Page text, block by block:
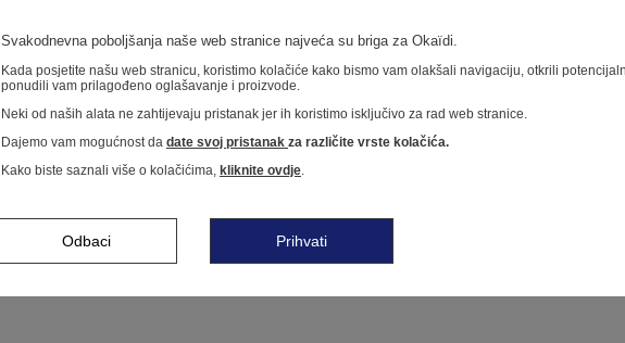
Svakodnevna poboljšanja naše web stranice najveća su briga za Okaïdi.
Kada posjetite našu web stranicu, koristimo kolačiće kako bismo vam olakšali navigaciju, otkrili
ponudili vam prilagođeno oglašavanje i proizvode.
Neki od naših alata ne zahtijevaju pristanak jer ih koristimo isključivo za rad web stranice.
Dajemo vam mogućnost da date svoj pristanak za različite vrste kolačića.
Kako biste saznali više o kolačićima, kliknite ovdje.
Odbaci Prihvati